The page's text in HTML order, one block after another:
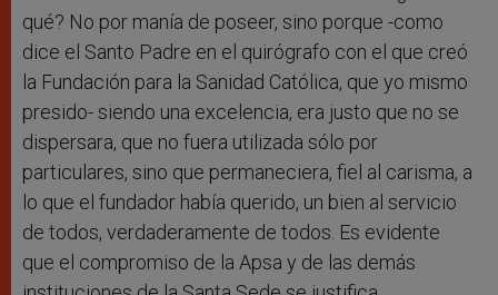
qué? No por manía de poseer, sino porque -como
dice el Santo Padre en el quirógrafo con el que creó
la Fundación para la Sanidad Católica, que yo mismo
presido- siendo una excelencia, era justo que no se
dispersara, que no fuera utilizada sólo por
particulares, sino que permaneciera, fiel al carisma, a
lo que el fundador había querido, un bien al servicio
de todos, verdaderamente de todos. Es evidente
que el compromiso de la Apsa y de las demás